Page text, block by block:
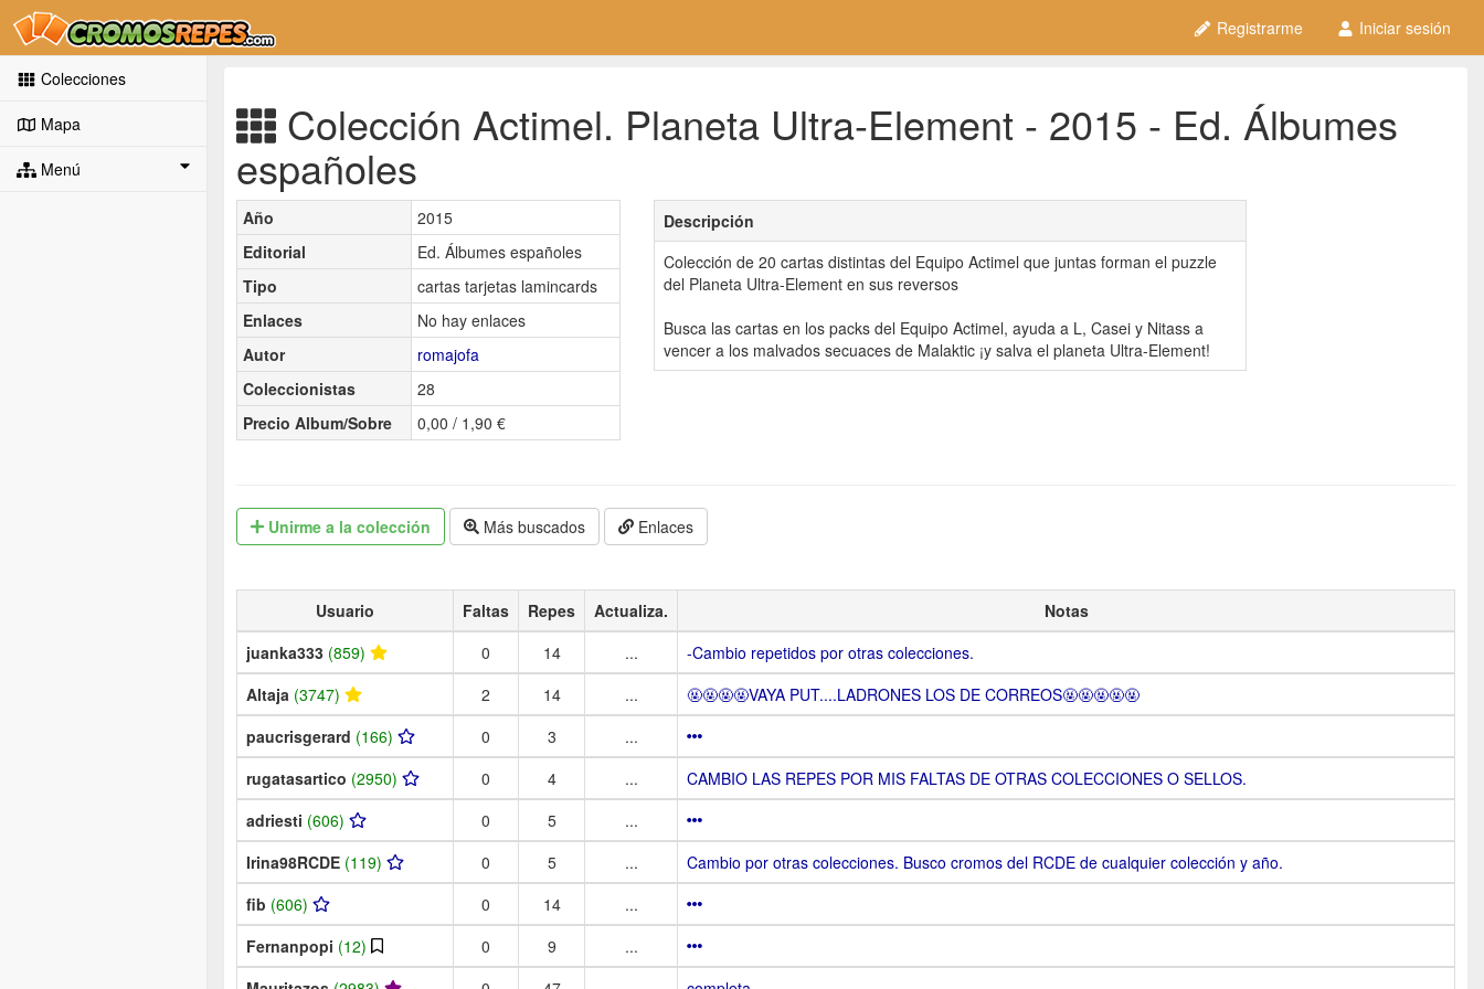
Registrarme Iniciar sesión
Colecciones
Mapa
Menú
Colección Actimel. Planeta Ultra-Element - 2015 - Ed. Álbumes
españoles
Año
2015
Editorial
Ed. Álbumes españoles
Tipo
cartas tarjetas lamincards
Enlaces
No hay enlaces
Autor
romajofa
Coleccionistas
28
Precio Album/Sobre
0,00 / 1,90 €
Descripción
Colección de 20 cartas distintas del Equipo Actimel que juntas forman el puzzle
del Planeta Ultra-Element en sus reversos
Busca las cartas en los packs del Equipo Actimel, ayuda a L, Casei y Nitass a
vencer a los malvados secuaces de Malaktic ¡y salva el planeta Ultra-Element!
Unirme a la colección Más buscados Enlaces
Usuario Faltas Repes Actualiza.
Notas
juanka333 (859) 0 14 ...
-Cambio repetidos por otras colecciones.
Altaja (3747) 2 14 ...
🤬🤬🤬🤬VAYA PUT....LADRONES LOS DE CORREOS🤬🤬🤬🤬🤬
paucrisgerard (166) 0 3
...
rugatasartico (2950) 0 4 ...
CAMBIO LAS REPES POR MIS FALTAS DE OTRAS COLECCIONES O SELLOS.
adriesti (606) 0 5
...
Irina98RCDE (119) 0 5 ...
Cambio por otras colecciones. Busco cromos del RCDE de cualquier colección y año.
fib (606) 0 14
...
Fernanpopi (12) 0 9
...